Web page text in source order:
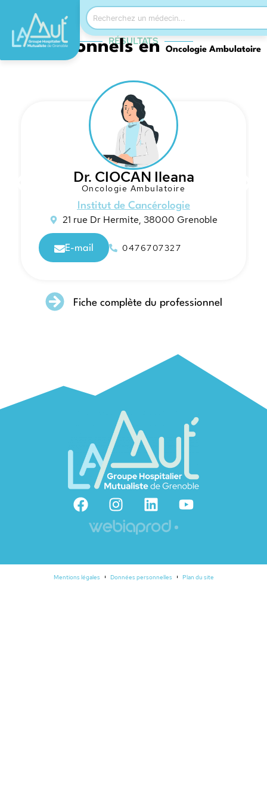
RÉSULTATS
Professionnels enOncologie Ambulatoire
Dr. CIOCAN Ileana
Oncologie Ambulatoire
Institut de Cancérologie
21 rue Dr Hermite, 38000 Grenoble
E-mail 0476707327
Fiche complète du professionnel
Mentions légales Données personnelles Plan du site